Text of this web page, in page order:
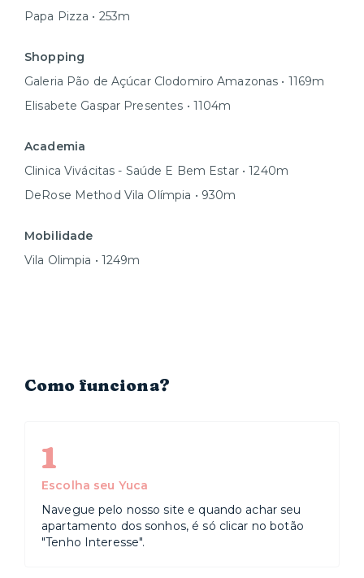
Papa Pizza • 253m
Shopping
Galeria Pão de Açúcar Clodomiro Amazonas • 1169m
Elisabete Gaspar Presentes • 1104m
Academia
Clinica Vivácitas - Saúde E Bem Estar • 1240m
DeRose Method Vila Olímpia • 930m
Mobilidade
Vila Olimpia • 1249m
Como funciona?
1
Escolha seu Yuca
Navegue pelo nosso site e quando achar seu
apartamento dos sonhos, é só clicar no botão
"Tenho Interesse".